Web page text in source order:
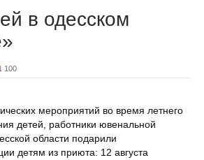
в одесском
100
мероприятий во время летнего
детей, работники ювенальной
области подарили
детям из приюта: 12 августа